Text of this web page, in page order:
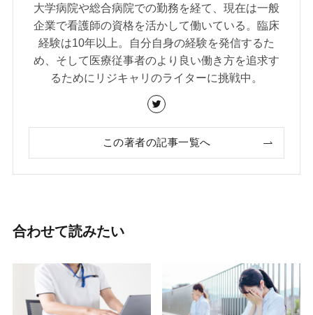
大学病院や総合病院での勤務を経て、現在は一般
企業で看護師の資格を活かして働いている。臨床
経験は10年以上。自分自身の経験を発信するた
め、そして医療従事者のより良い働き方を追求す
るためにリジキャリのライターに挑戦中。
この著者の記事一覧へ
合わせて読みたい